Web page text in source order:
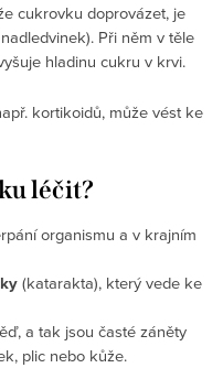
cukrovku doprovázet, je
Při něm v těle
hladinu cukru v krvi.
kortikoidů, může vést ke
léčit?
organismu a v krajním
(katarakta), který vede ke
a tak jsou časté záněty
plic nebo kůže.